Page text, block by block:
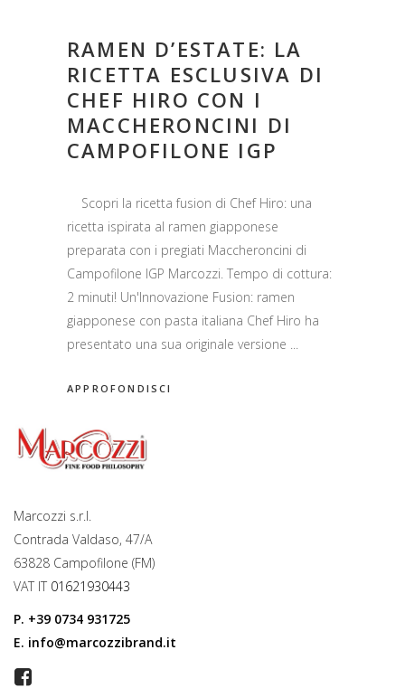
RAMEN D’ESTATE: LA
RICETTA ESCLUSIVA DI
CHEF HIRO CON I
MACCHERONCINI DI
CAMPOFILONE IGP
Scopri la ricetta fusion di Chef Hiro: una
ricetta ispirata al ramen giapponese
preparata con i pregiati Maccheroncini di
Campofilone IGP Marcozzi. Tempo di cottura:
2 minuti! Un'Innovazione Fusion: ramen
giapponese con pasta italiana Chef Hiro ha
presentato una sua originale versione
APPROFONDISCI
Marcozzi s.r.l.
Contrada Valdaso, 47/A
63828 Campofilone (FM)
VAT IT 01621930443
P. +39 0734 931725
E. info@marcozzibrand.it